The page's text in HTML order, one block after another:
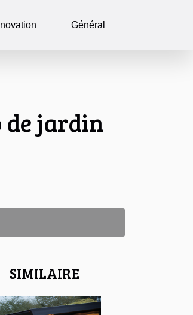
Général
de jardin
SIMILAIRE